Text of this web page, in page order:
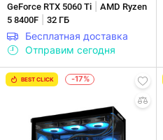
GeForce RTX 5060 Ti
AMD Ryzen
5 8400F
32 ГБ
Бесплатная доставка
Отправим сегодня
BEST CLICK -17%